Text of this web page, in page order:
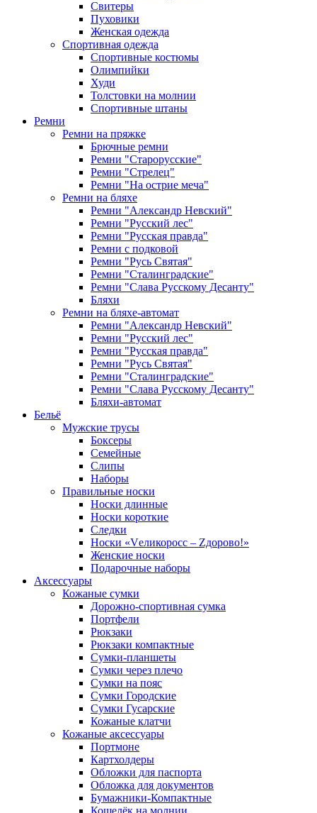
Свитеры
Пуховики
Женская одежда
Спортивная одежда
Спортивные костюмы
Олимпийки
Худи
Толстовки на молнии
Спортивные штаны
Ремни
Ремни на пряжке
Брючные ремни
Ремни "Старорусские"
Ремни "Стрелец"
Ремни "На острие меча"
Ремни на бляхе
Ремни "Александр Невский"
Ремни "Русский лес"
Ремни "Русская правда"
Ремни с подковой
Ремни "Русь Святая"
Ремни "Сталинградские"
Ремни "Слава Русскому Десанту"
Бляхи
Ремни на бляхе-автомат
Ремни "Александр Невский"
Ремни "Русский лес"
Ремни "Русская правда"
Ремни "Русь Святая"
Ремни "Сталинградские"
Ремни "Слава Русскому Десанту"
Бляхи-автомат
Бельё
Мужские трусы
Боксеры
Семейные
Слипы
Наборы
Правильные носки
Носки длинные
Носки короткие
Следки
Носки «Vеликоросс – Zдорово!»
Женские носки
Подарочные наборы
Аксессуары
Кожаные сумки
Дорожно-спортивная сумка
Портфели
Рюкзаки
Рюкзаки компактные
Сумки-планшеты
Сумки через плечо
Сумки на пояс
Сумки Городские
Сумки Гусарские
Кожаные клатчи
Кожаные аксессуары
Портмоне
Картхолдеры
Обложки для паспорта
Обложка для документов
Бумажники-Компактные
Кошелёк на молнии